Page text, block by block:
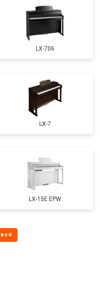
LX-706
LX-7
LX-15E EPW